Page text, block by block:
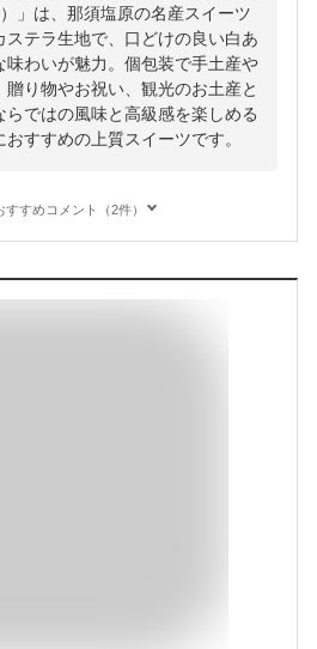
」は、那須塩原の名産スイーツ
ステラ生地で、口どけの良い白あ
味わいが魅力。個包装で手土産や
り物やお祝い、観光のお土産と
らではの風味と高級感を楽しめる
すすめの上質スイーツです。
すすめコメント（2件）